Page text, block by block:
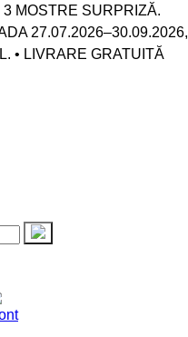
MOSTRE SURPRIZĂ.
27.07.2026–30.09.2026,
• LIVRARE GRATUITĂ